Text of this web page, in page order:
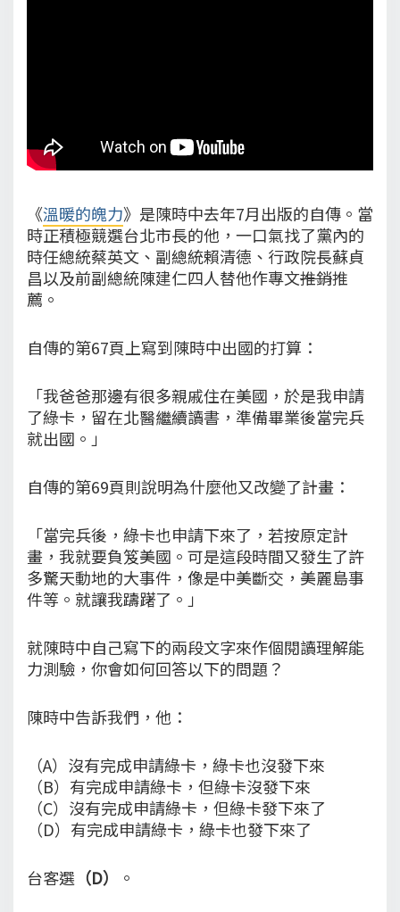
《溫暖的魄力》是陳時中去年7月出版的自傳。當
時正積極競選台北市長的他，一口氣找了黨內的
時任總統蔡英文、副總統賴清德、行政院長蘇貞
昌以及前副總統陳建仁四人替他作專文推銷推
薦。
自傳的第67頁上寫到陳時中出國的打算：
「我爸爸那邊有很多親戚住在美國，於是我申請
了綠卡，留在北醫繼續讀書，準備畢業後當完兵
就出國。」
自傳的第69頁則說明為什麼他又改變了計畫：
「當完兵後，綠卡也申請下來了，若按原定計
畫，我就要負笈美國。可是這段時間又發生了許
多驚天動地的大事件，像是中美斷交，美麗島事
件等。就讓我躊躇了。」
就陳時中自己寫下的兩段文字來作個閱讀理解能
力測驗，你會如何回答以下的問題？
陳時中告訴我們，他：
（A）沒有完成申請綠卡，綠卡也沒發下來
（B）有完成申請綠卡，但綠卡沒發下來
（C）沒有完成申請綠卡，但綠卡發下來了
（D）有完成申請綠卡，綠卡也發下來了
台客選 （D） 。